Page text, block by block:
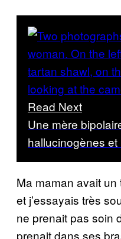
Read Next
Une mère
hallucinogènes et
Ma maman avait
et j’essayais très
ne prenait pas soin
prenait dans ses